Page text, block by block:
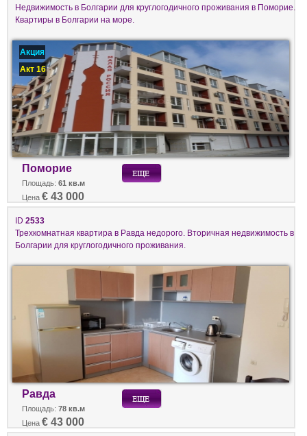
Недвижимость в Болгарии для круглогодичного проживания в Поморие.
Квартиры в Болгарии на море.
Акция
Акт 16
Поморие
Площадь: 61 кв.м
Цена € 43 000
ID 2533
Трехкомнатная квартира в Равда недорого. Вторичная недвижимость в
Болгарии для круглогодичного проживания.
Равда
Площадь: 78 кв.м
Цена € 43 000